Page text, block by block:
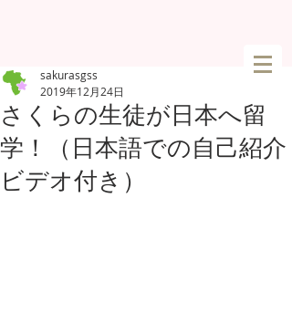
さくらの生徒が日本へ留
学！（日本語での自己紹介
ビデオ付き）
sakurasgss
2019年12月24日